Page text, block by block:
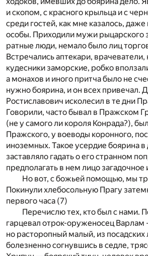
и скопом, с красного крыльца и с
среди гостей, как мне казалось,
особы. Приходили мужи рыцарского
ратные люди, немало было лиц
Встречались аптекари, врачеватели,
кудесники заморские, робко
а монахов и иного притча было не
нужно боярина, и он всех привечал.
Ростиславович исколесил в те дни
Говорили, часто бывал в Пражском
(не у самого ли короля Конрада?),
Пражского, у воеводы коронного,
иноземных. Такое усердие боярина в
заставляло гадать о его странном
предполагать в нем лицо загадочное
Но вот, с божьей помощью, мы
Покинули хлебосольную Прагу
первого часа (7)
Перечислю тех, кто был с нами.
гарцевал отрок-оруженосец
но расторопный малый, из
болезненно согнувшись в седле,